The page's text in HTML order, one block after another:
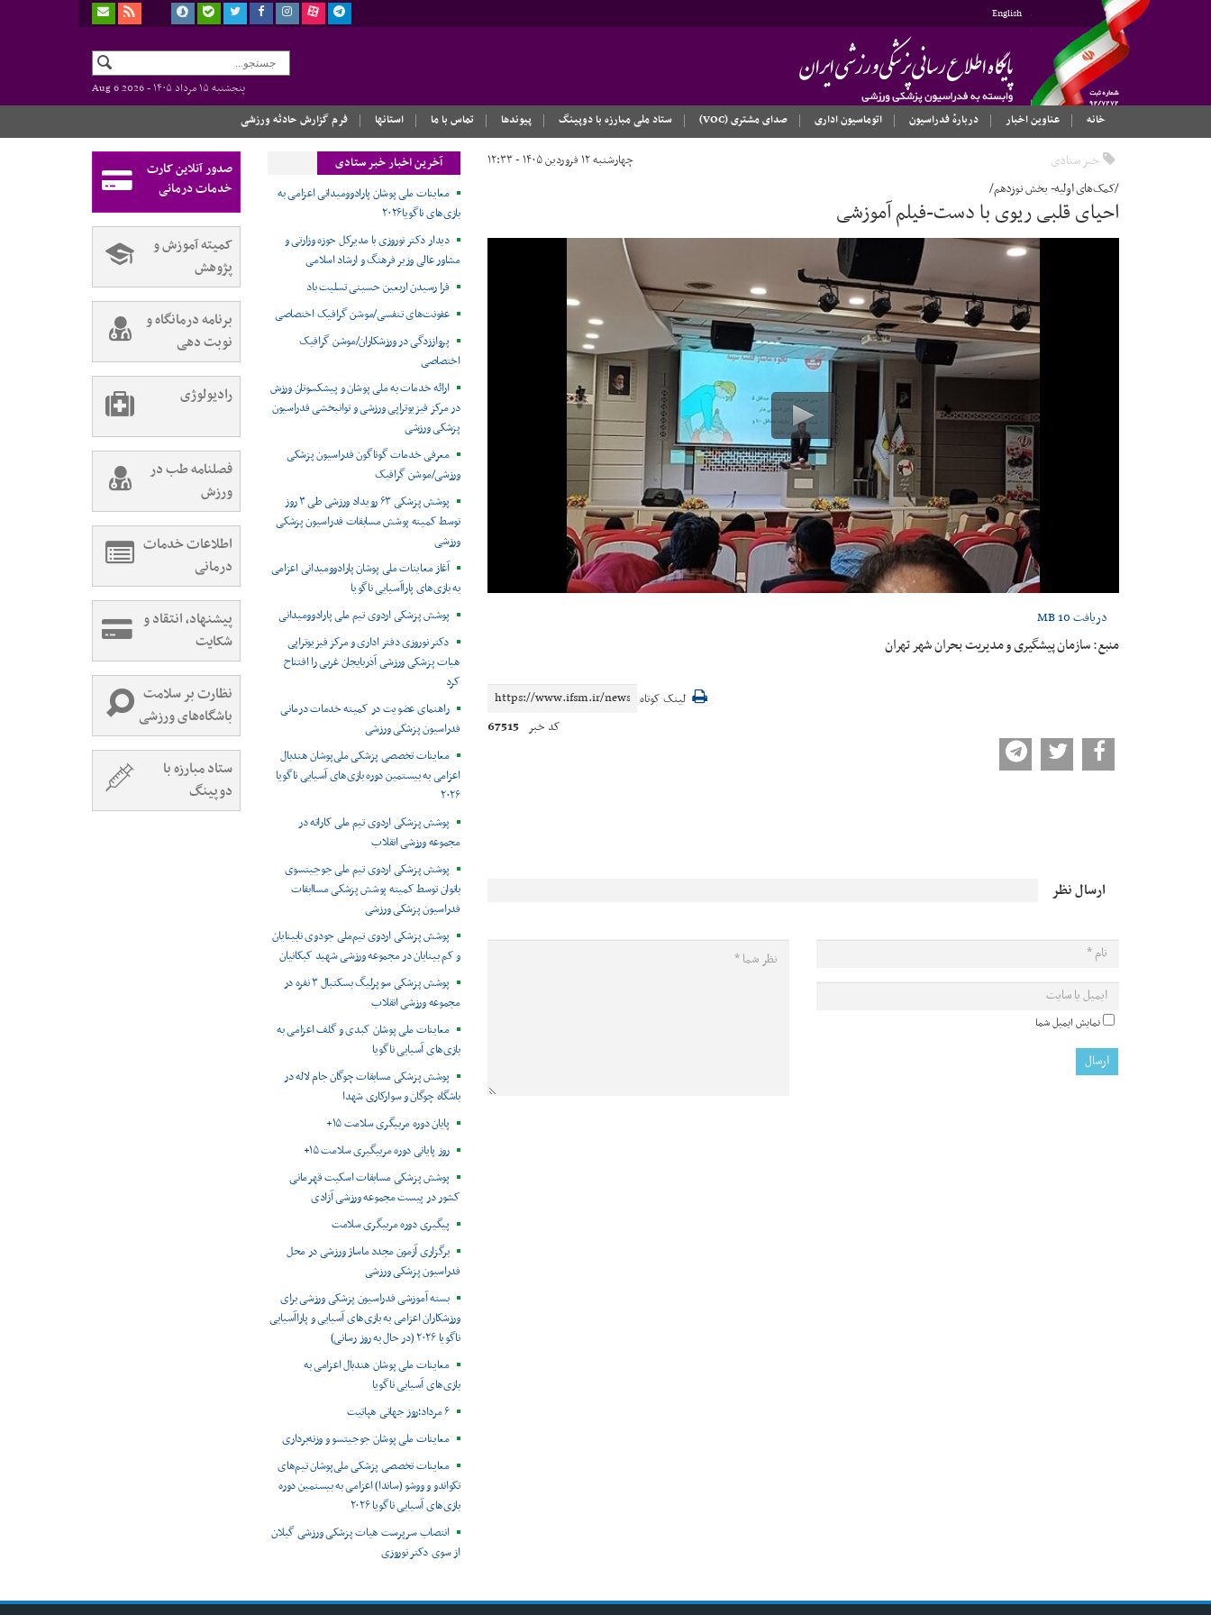
English
پنجشنبه ۱۵ مرداد ۱۴۰۵ -
Aug 6 2026
خانه
عناوین اخبار دربارهٔ فدراسیون اتوماسیون اداری صدای مشتری (VOC) ستاد ملی مبارزه با دوپینگ پیوندها تماس با ما استانها فرم گزارش حادثه ورزشی
خبر ستادی چهارشنبه ۱۲ فروردین ۱۴۰۵ - ۱۲:۳۳
/کمک‌های اولیه- بخش نوزدهم/
احیای قلبی ریوی با دست-فیلم آموزشی
دریافت10 MB
منبع: سازمان پیشگیری و مدیریت بحران شهر تهران
لینک کوتاه
کد خبر 67515
ارسال نظر
نمایش ایمیل شما
آخرین اخبار خبر ستادی
معاینات ملی پوشان پارادوومیدانی اعزامی به
بازی‌های ناگویا۲۰۲۶
دیدار دکتر نوروزی با مدیرکل حوزه وزارتی و
مشاور عالی وزیر فرهنگ و ارشاد اسلامی
فرا رسیدن اربعین حسینی تسلیت باد
عفونت‌های تنفسی/موشن گرافیک اختصاصی
پرواززدگی در ورزشکاران/موشن گرافیک
اختصاصی
ارائه خدمات به ملی پوشان و پیشکسوتان ورزش
در مرکز فیزیوتراپی ورزشی و توانبخشی فدراسیون
پزشکی ورزشی
معرفی خدمات گوناگون فدراسیون پزشکی
ورزشی/موشن گرافیک
پوشش پزشکی ۶۳ رویداد ورزشی طی ۳ روز
توسط کمیته پوشش مسابقات فدراسیون پزشکی
ورزشی
آغاز معاینات ملی پوشان پارادوومیدانی اعزامی
به بازی‌های پاراآسیایی ناگویا
پوشش پزشکی اردوی تیم ملی پارادوومیدانی
دکتر نوروزی دفتر اداری و مرکز فیزیوتراپی
هیات پزشکی ورزشی آذربایجان غربی را افتتاح
کرد
راهنمای عضویت در کمیته خدمات درمانی
فدراسیون پزشکی ورزشی
معاینات تخصصی پزشکی ملی‌پوشان هندبال
اعزامی به بیستمین دوره بازی‌های آسیایی ناگویا
۲۰۲۶
پوشش پزشکی اردوی تیم ملی کاراته در
مجموعه ورزشی انقلاب
پوشش پزشکی اردوی تیم ملی جوجیتسوی
بانوان توسط کمیته پوشش پزشکی مساابقات
فدراسیون پزشکی ورزشی
پوشش پزشکی اردوی تیم‌ملی جودوی نابینایان
و کم بینایان در مجموعه ورزشی شهید کبکانیان
پوشش پزشکی سوپرلیگ بسکتبال ۳ نفره در
مجموعه ورزشی انقلاب
معاینات ملی پوشان کبدی و گلف اعزامی به
بازی‌های آسیایی ناگویا
پوشش پزشکی مسابقات چوگان جام لاله در
باشگاه چوگان و سوارکاری شهدا
پایان دوره مربیگری سلامت ۱۵+
روز پایانی دوره مربیگیری سلامت ۱۵+
پوشش پزشکی مسابقات اسکیت قهرمانی
کشور در پیست مجموعه ورزشی آزادی
پیگیری دوره مربیگری سلامت
برگزاری آزمون مجدد ماساژ ورزشی در محل
فدراسیون پزشکی ورزشی
بسته آموزشی فدراسیون پزشکی ورزشی برای
ورزشکاران اعزامی به بازی‌های آسیایی و پاراآسیایی
ناگویا ۲۰۲۶ (در حال به روز رسانی)
معاینات ملی پوشان هندبال اعزامی به
بازی‌های آسیایی ناگویا
۶ مرداد؛روز جهانی هپاتیت
معاینات ملی پوشان جوجیتسو و وزنه‌برداری
معاینات تخصصی پزشکی ملی‌پوشان تیم‌های
تکواندو و ووشو (ساندا) اعزامی به بیستمین دوره
بازی‌های آسیایی ناگویا ۲۰۲۶
انتصاب سرپرست هیات پزشکی ورزشی گیلان
از سوی دکتر نوروزی
صدور آنلاین کارت
خدمات درمانی
کمیته آموزش و
پژوهش
برنامه درمانگاه و
نوبت دهی
رادیولوژی
فصلنامه طب در
ورزش
اطلاعات خدمات
درمانی
پیشنهاد، انتقاد و
شکایت
نظارت بر سلامت
باشگاه‌های ورزشی
ستاد مبارزه با
دوپینگ